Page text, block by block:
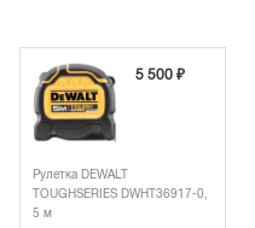
5 500 ₽
Рулетка DEWALT
TOUGHSERIES DWHT36917-0,
5 м